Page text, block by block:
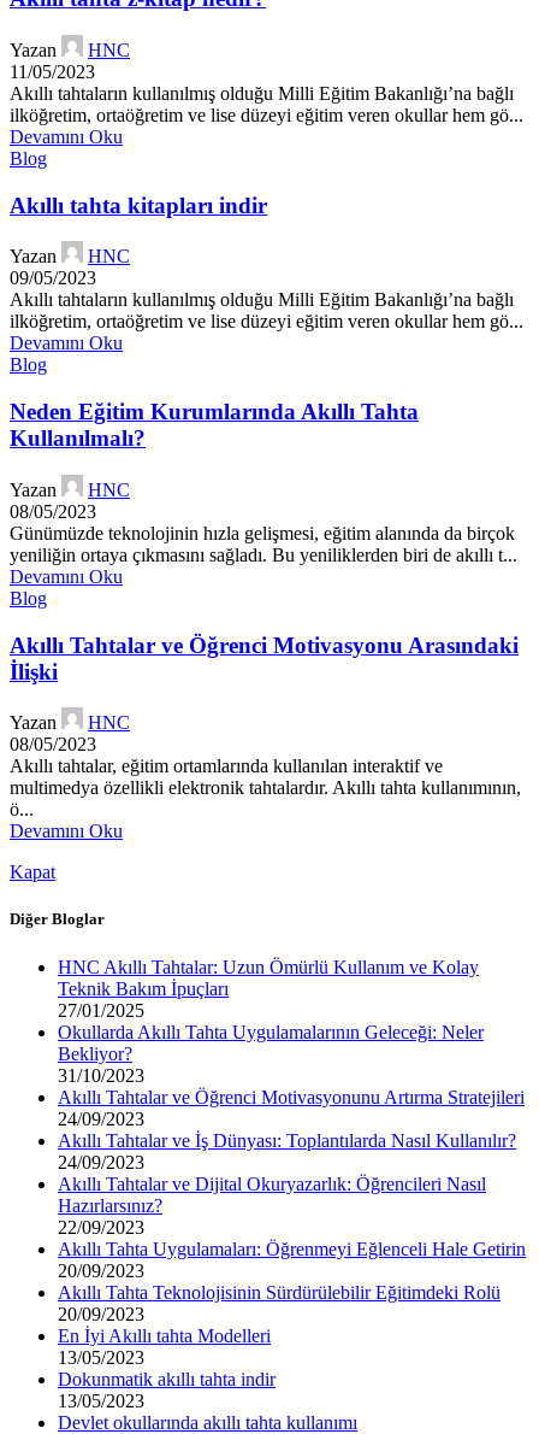
Yazan
HNC
11/05/2023
Akıllı tahtaların kullanılmış olduğu Milli Eğitim Bakanlığı’na bağlı
ilköğretim, ortaöğretim ve lise düzeyi eğitim veren okullar hem gö...
Devamını Oku
Blog
Akıllı tahta kitapları indir
Yazan
HNC
09/05/2023
Akıllı tahtaların kullanılmış olduğu Milli Eğitim Bakanlığı’na bağlı
ilköğretim, ortaöğretim ve lise düzeyi eğitim veren okullar hem gö...
Devamını Oku
Blog
Neden Eğitim Kurumlarında Akıllı Tahta
Kullanılmalı?
Yazan
HNC
08/05/2023
Günümüzde teknolojinin hızla gelişmesi, eğitim alanında da birçok
yeniliğin ortaya çıkmasını sağladı. Bu yeniliklerden biri de akıllı t...
Devamını Oku
Blog
Akıllı Tahtalar ve Öğrenci Motivasyonu Arasındaki
İlişki
Yazan
HNC
08/05/2023
Akıllı tahtalar, eğitim ortamlarında kullanılan interaktif ve
multimedya özellikli elektronik tahtalardır. Akıllı tahta kullanımının,
ö...
Devamını Oku
Kapat
Diğer Bloglar
HNC Akıllı Tahtalar: Uzun Ömürlü Kullanım ve Kolay
Teknik Bakım İpuçları
27/01/2025
Okullarda Akıllı Tahta Uygulamalarının Geleceği: Neler
Bekliyor?
31/10/2023
Akıllı Tahtalar ve Öğrenci Motivasyonunu Artırma Stratejileri
24/09/2023
Akıllı Tahtalar ve İş Dünyası: Toplantılarda Nasıl Kullanılır?
24/09/2023
Akıllı Tahtalar ve Dijital Okuryazarlık: Öğrencileri Nasıl
Hazırlarsınız?
22/09/2023
Akıllı Tahta Uygulamaları: Öğrenmeyi Eğlenceli Hale Getirin
20/09/2023
Akıllı Tahta Teknolojisinin Sürdürülebilir Eğitimdeki Rolü
20/09/2023
En İyi Akıllı tahta Modelleri
13/05/2023
Dokunmatik akıllı tahta indir
13/05/2023
Devlet okullarında akıllı tahta kullanımı